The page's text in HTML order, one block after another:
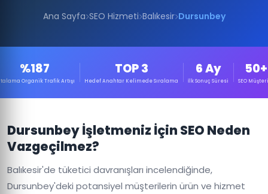
Ana Sayfa SEO Hizmeti Balıkesir Dursunbey
%187
Organik Trafik Artışı
TOP 3
Hedef Anahtar Kelimede Sıralama
6 Ay
İlk Sonuç Süresi
50+
SEO
Dursunbey İşletmeniz İçin SEO Neden
Vazgeçilmez?
Balıkesir'de tüketici davranışları incelendiğinde,
Dursunbey'deki potansiyel müşterilerin ürün ve hizmet